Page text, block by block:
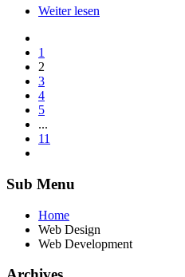
Weiter lesen
1
2
3
4
5
...
11
Sub Menu
Home
Web Design
Web Development